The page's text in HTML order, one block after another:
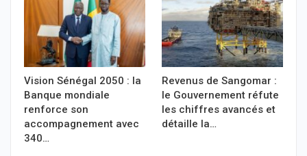
Vision Sénégal 2050 : la
Banque mondiale
renforce son
accompagnement avec
340…
Revenus de Sangomar :
le Gouvernement réfute
les chiffres avancés et
détaille la…